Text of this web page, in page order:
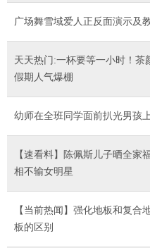
广场舞雪域爱人正反面演示及
天天热门:一杯要等一小时！茶
假期人气爆棚
幼师在全班同学面前扒光男孩
【速看料】陈佩斯儿子晒全家
相不输女明星
【当前热闻】强化地板和复合
板的区别